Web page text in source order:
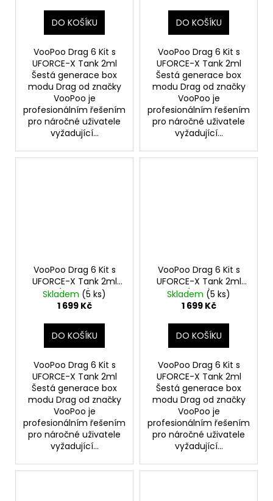
DO KOŠÍKU
VooPoo Drag 6 Kit s
UFORCE-X Tank 2ml
Šestá generace box
modu Drag od značky
VooPoo je
profesionálním řešením
pro náročné uživatele
vyžadující...
DO KOŠÍKU
VooPoo Drag 6 Kit s
UFORCE-X Tank 2ml
Šestá generace box
modu Drag od značky
VooPoo je
profesionálním řešením
pro náročné uživatele
vyžadující...
VooPoo Drag 6 Kit s
UFORCE-X Tank 2ml
(Brown)
Skladem (5 ks)
1 699 Kč
DO KOŠÍKU
VooPoo Drag 6 Kit s
UFORCE-X Tank 2ml
Šestá generace box
modu Drag od značky
VooPoo je
profesionálním řešením
pro náročné uživatele
vyžadující...
VooPoo Drag 6 Kit s
UFORCE-X Tank 2ml
(Blue)
Skladem (5 ks)
1 699 Kč
DO KOŠÍKU
VooPoo Drag 6 Kit s
UFORCE-X Tank 2ml
Šestá generace box
modu Drag od značky
VooPoo je
profesionálním řešením
pro náročné uživatele
vyžadující...